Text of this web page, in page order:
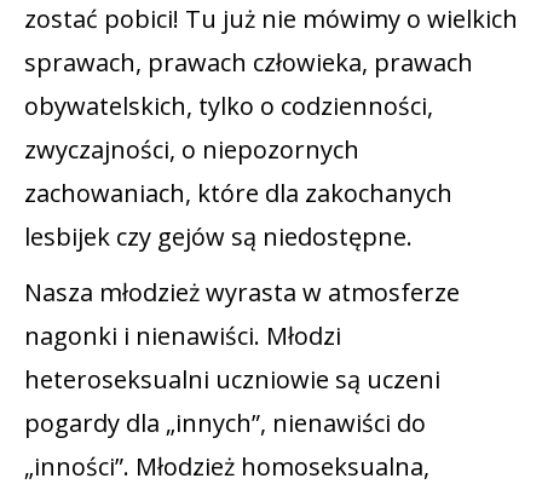
zostać pobici! Tu już nie mówimy o wielkich
sprawach, prawach człowieka, prawach
obywatelskich, tylko o codzienności,
zwyczajności, o niepozornych
zachowaniach, które dla zakochanych
lesbijek czy gejów są niedostępne.
Nasza młodzież wyrasta w atmosferze
nagonki i nienawiści. Młodzi
heteroseksualni uczniowie są uczeni
pogardy dla „innych”, nienawiści do
„inności”. Młodzież homoseksualna,